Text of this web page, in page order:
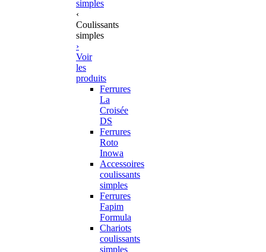
simples
‹
Coulissants
simples
›
Voir
les
produits
Ferrures
La
Croisée
DS
Ferrures
Roto
Inowa
Accessoires
coulissants
simples
Ferrures
Fapim
Formula
Chariots
coulissants
simples